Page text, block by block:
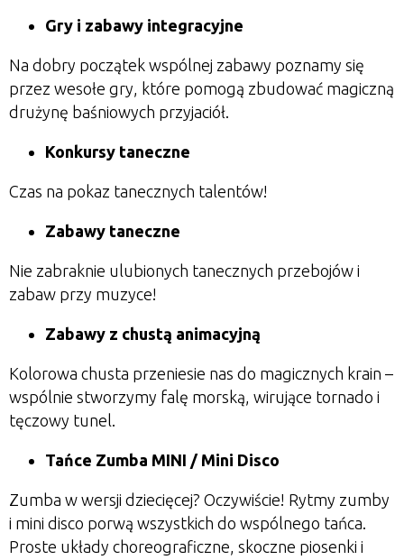
Gry i zabawy integracyjne
Na dobry początek wspólnej zabawy poznamy się
przez wesołe gry, które pomogą zbudować magiczną
drużynę baśniowych przyjaciół.
Konkursy taneczne
Czas na pokaz tanecznych talentów!
Zabawy taneczne
Nie zabraknie ulubionych tanecznych przebojów i
zabaw przy muzyce!
Zabawy z chustą animacyjną
Kolorowa chusta przeniesie nas do magicznych krain –
wspólnie stworzymy falę morską, wirujące tornado i
tęczowy tunel.
Tańce Zumba MINI / Mini Disco
Zumba w wersji dziecięcej? Oczywiście! Rytmy zumby
i mini disco porwą wszystkich do wspólnego tańca.
Proste układy choreograficzne, skoczne piosenki i